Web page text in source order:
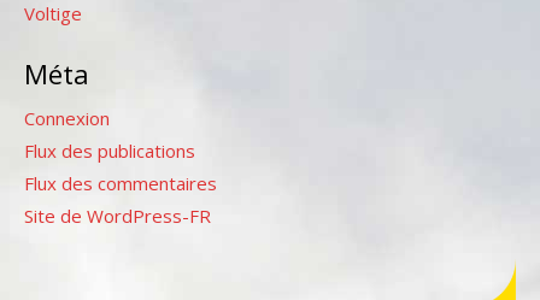
Voltige
Méta
Connexion
Flux des publications
Flux des commentaires
Site de WordPress-FR